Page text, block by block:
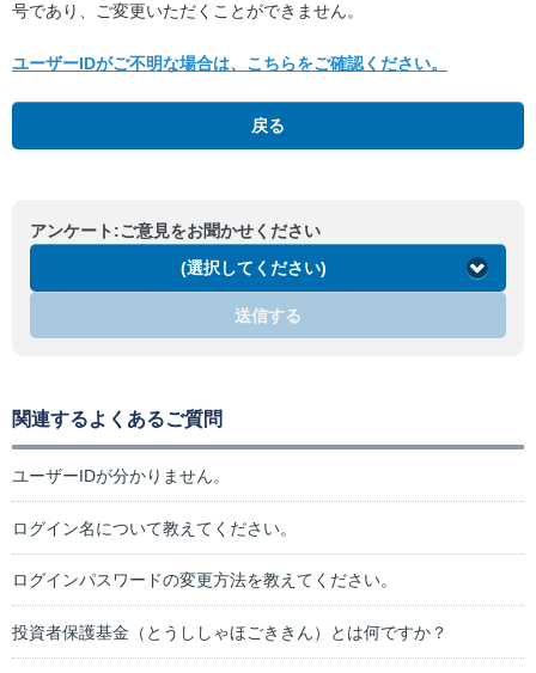
号であり、ご変更いただくことができません。
ユーザーIDがご不明な場合は、こちらをご確認ください。
戻る
アンケート:ご意見をお聞かせください
(選択してください)
送信する
関連するよくあるご質問
ユーザーIDが分かりません。
ログイン名について教えてください。
ログインパスワードの変更方法を教えてください。
投資者保護基金（とうししゃほごききん）とは何ですか？